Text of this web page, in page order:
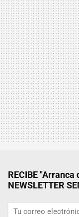
RECIBE "Arranca
NEWSLETTER